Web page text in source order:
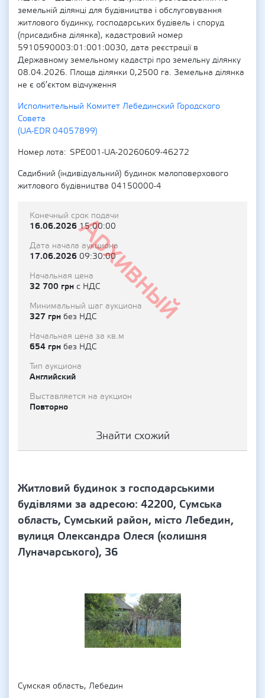
земельній ділянці для будівництва і обслуговування
житлового будинку, господарських будівель і споруд
(присадибна ділянка), кадастровий номер
5910590003:01:001:0030, дата реєстрації в
Державному земельному кадастрі про земельну ділянку
08.04.2026. Площа ділянки 0,2500 га. Земельна ділянка
не є об’єктом відчуження
Исполнительный Комитет Лебединский Городского
Совета
(UA-EDR 04057899)
Номер лота
SPE001-UA-20260609-46272
Садибний (індивідуальний) будинок малоповерхового
житлового будівництва 04150000-4
Архивный
Конечный срок подачи
16.06.202615:00:00
Дата начала аукциона
17.06.2026 09:30:00
Начальная цена
32 700 грн с НДС
Минимальный шаг аукциона
327 грн без НДС
Начальная цена за кв.м
654 грн без НДС
Тип аукциона
Английский
Выставляется на аукцион
Повторно
Знайти схожий
Житловий будинок з господарськими
будівлями за адресою: 42200, Сумська
область, Сумський район, місто Лебедин,
вулиця Олександра Олеся (колишня
Луначарського), 36
Сумская область, Лебедин